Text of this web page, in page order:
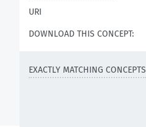
URI
DOWNLOAD THIS CONCEPT:
EXACTLY MATCHING CONCEPTS